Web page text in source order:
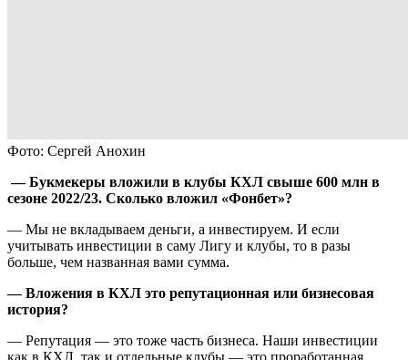
Фото: Сергей Анохин
— Букмекеры вложили в клубы КХЛ свыше 600 млн в
сезоне 2022/23. Сколько вложил «Фонбет»?
— Мы не вкладываем деньги, а инвестируем. И если
учитывать инвестиции в саму Лигу и клубы, то в разы
больше, чем названная вами сумма.
— Вложения в КХЛ это репутационная или бизнесовая
история?
— Репутация — это тоже часть бизнеса. Наши инвестиции
как в КХЛ, так и отдельные клубы — это проработанная